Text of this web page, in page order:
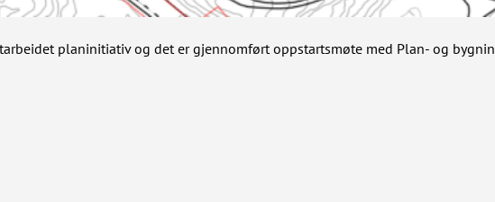
planinitiativ og det er gjennomført oppstartsmøte med Plan- og